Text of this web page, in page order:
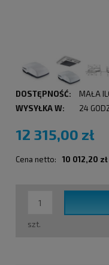
DOSTĘPNOŚĆ:
MAŁA
WYSYŁKA W:
24
12 315,00 zł
Cena netto: 10 012,20 zł
szt.